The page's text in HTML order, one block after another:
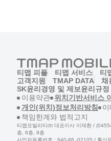
티맵 피플 티맵 서비스 티
고객지원
TMAP DATA 채
(
SK윤리경영 및 제보윤리규정
이용약관(새창)
위치기반서비스
개인(위치)정보처리방침(새
책임한계와 법적고지
티맵모빌리티㈜ 대표이사 이재환 /
층, 8층, 9층